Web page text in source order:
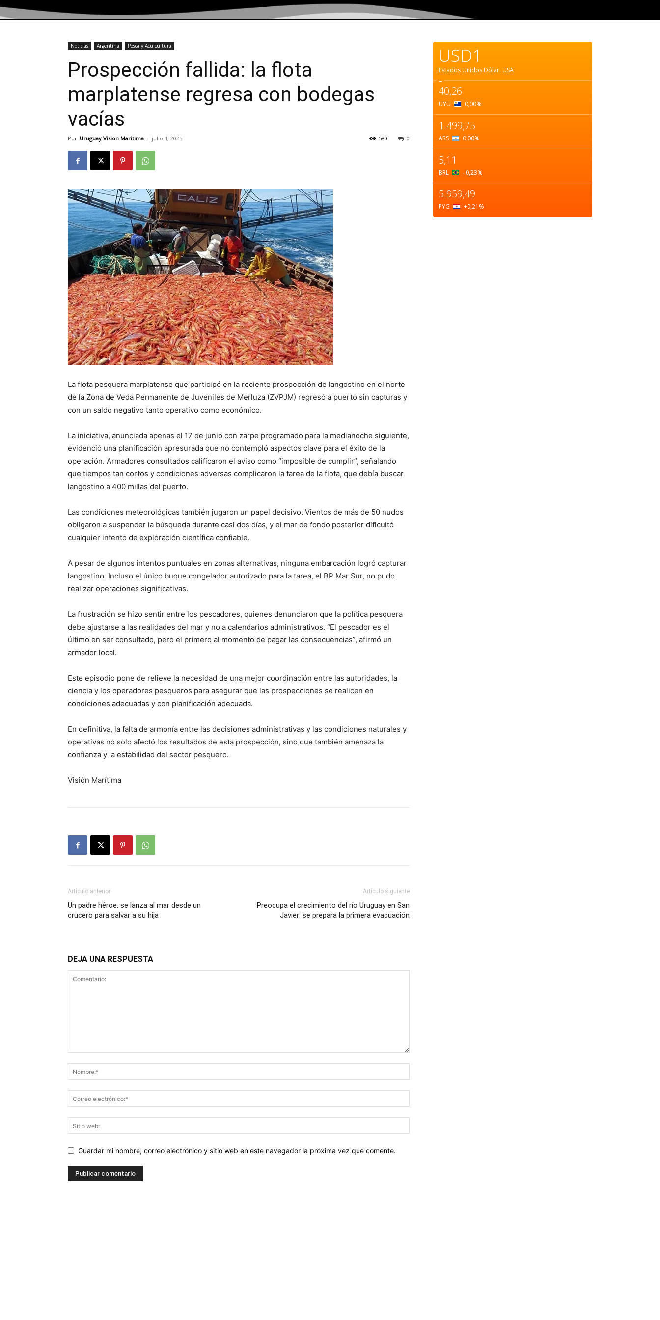
Noticias Argentina Pesca y Acuicultura
Prospección fallida: la flota
marplatense regresa con bodegas
vacías
Por Uruguay Vision Maritima - julio 4, 2025 0
580
La flota pesquera marplatense que participó en la reciente prospección de langostino en el norte
de la Zona de Veda Permanente de Juveniles de Merluza (ZVPJM) regresó a puerto sin capturas y
con un saldo negativo tanto operativo como económico.
La iniciativa, anunciada apenas el 17 de junio con zarpe programado para la medianoche siguiente,
evidenció una planificación apresurada que no contempló aspectos clave para el éxito de la
operación. Armadores consultados calificaron el aviso como “imposible de cumplir”, señalando
que tiempos tan cortos y condiciones adversas complicaron la tarea de la flota, que debía buscar
langostino a 400 millas del puerto.
Las condiciones meteorológicas también jugaron un papel decisivo. Vientos de más de 50 nudos
obligaron a suspender la búsqueda durante casi dos días, y el mar de fondo posterior dificultó
cualquier intento de exploración científica confiable.
A pesar de algunos intentos puntuales en zonas alternativas, ninguna embarcación logró capturar
langostino. Incluso el único buque congelador autorizado para la tarea, el BP Mar Sur, no pudo
realizar operaciones significativas.
La frustración se hizo sentir entre los pescadores, quienes denunciaron que la política pesquera
debe ajustarse a las realidades del mar y no a calendarios administrativos. “El pescador es el
último en ser consultado, pero el primero al momento de pagar las consecuencias”, afirmó un
armador local.
Este episodio pone de relieve la necesidad de una mejor coordinación entre las autoridades, la
ciencia y los operadores pesqueros para asegurar que las prospecciones se realicen en
condiciones adecuadas y con planificación adecuada.
En definitiva, la falta de armonía entre las decisiones administrativas y las condiciones naturales y
operativas no solo afectó los resultados de esta prospección, sino que también amenaza la
confianza y la estabilidad del sector pesquero.
Visión Marítima
Artículo anterior
Un padre héroe: se lanza al mar desde un
crucero para salvar a su hija
Artículo siguiente
Preocupa el crecimiento del río Uruguay en San
Javier: se prepara la primera evacuación
DEJA UNA RESPUESTA
Guardar mi nombre, correo electrónico y sitio web en este navegador la próxima vez que comente.
USD1
Estados Unidos Dólar. USA
=
40,26
UYU 0,00%
1.499,75
ARS 0,00%
5,11
BRL –0,23%
5.959,49
PYG +0,21 %